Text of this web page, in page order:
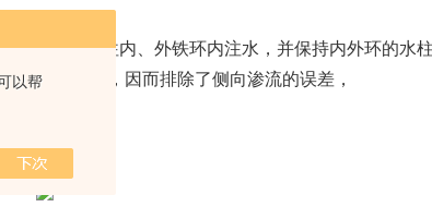
以帮
试验时同时往内、外铁环内注水，并保持内外环的水
能垂向渗入，因而排除了侧向渗流的误差，